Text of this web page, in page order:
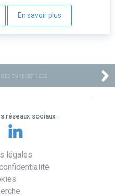
En savoir plus
ENREGISTRÉES
réseaux sociaux :
légales